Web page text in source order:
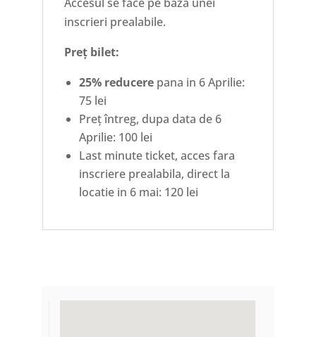
inscrieri prealabile.
Preț bilet:
25% reducerepana in 6 Aprilie:
75 lei
Preț întreg, dupa data de 6
Aprilie: 100 lei
Last minute ticket, acces fara
inscriere prealabila, direct la
locatie in 6 mai: 120 lei